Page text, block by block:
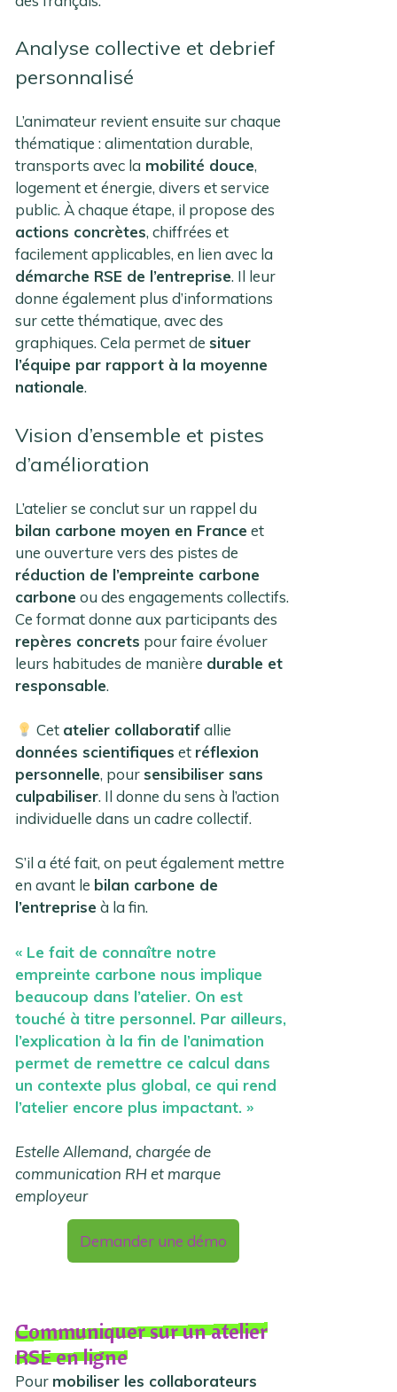
Analyse collective et debrief
personnalisé
L’animateur revient ensuite sur chaque
thématique : alimentation durable,
transports avec la mobilité douce,
logement et énergie, divers et service
public. À chaque étape, il propose des
actions concrètes, chiffrées et
facilement applicables, en lien avec la
démarche RSE de l’entreprise. Il leur
donne également plus d’informations
sur cette thématique, avec des
graphiques. Cela permet desituer
l’équipe par rapport à la moyenne
nationale.
Vision d’ensemble et pistes
d’amélioration
L’atelier se conclut sur un rappel du
bilan carbone moyen en France et
une ouverture vers des pistes de
réduction de l’empreinte carbone
carbone ou des engagements collectifs.
Ce format donne aux participants des
repères concrets pour faire évoluer
leurs habitudes de manière durable et
responsable.
Cet atelier collaboratifallie
données scientifiques et réflexion
personnelle, poursensibiliser sans
culpabiliser. Il donne du sens à l’action
individuelle dans un cadre collectif.
S’il a été fait, on peut également mettre
en avant le bilan carbone de
l’entreprise à la fin.
« Le fait de connaître notre
empreinte carbone nous implique
beaucoup dans l’atelier. On est
touché à titre personnel. Par ailleurs,
l’explication à la fin de l’animation
permet de remettre ce calcul dans
un contexte plus global, ce qui rend
l’atelier encore plus impactant. »
Estelle Allemand, chargée de
communication RH et marque
employeur
Demander une démo
Communiquer sur un atelier
RSE en ligne
Pour mobiliser les collaborateurs